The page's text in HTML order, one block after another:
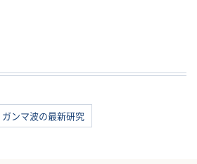
ガンマ波の最新研究